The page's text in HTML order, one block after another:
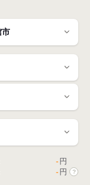
- 円
- 円 ?